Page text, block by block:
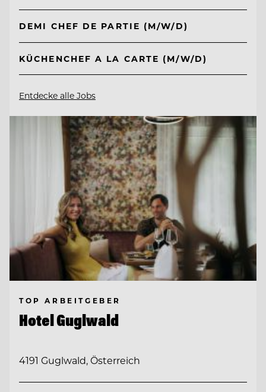
DEMI CHEF DE PARTIE (M/W/D)
KÜCHENCHEF A LA CARTE (M/W/D)
Entdecke alle Jobs
TOP ARBEITGEBER
Hotel Guglwald
4191 Guglwald, Österreich